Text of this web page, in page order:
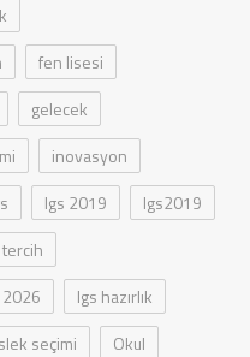
fen lisesi
gelecek
inovasyon
lgs 2019
lgs2019
lgs hazırlık
seçimi
Okul